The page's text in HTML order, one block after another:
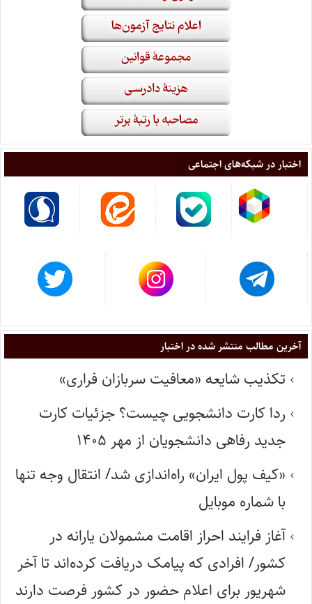
اختبار در شبکه‌های اجتماعی
آخرین مطالب منتشر شده در اختبار
تکذیب شایعه «معافیت سربازان فراری»
ردا کارت دانشجویی چیست؟ جزئیات کارت
جدید رفاهی دانشجویان از مهر ۱۴۰۵
«کیف پول ایران» راه‌اندازی شد/ انتقال وجه تنها
با شماره موبایل
آغاز فرایند احراز اقامت مشمولان یارانه در
کشور/ افرادی که پیامک دریافت کرده‌اند تا آخر
شهریور برای اعلام حضور در کشور فرصت دارند